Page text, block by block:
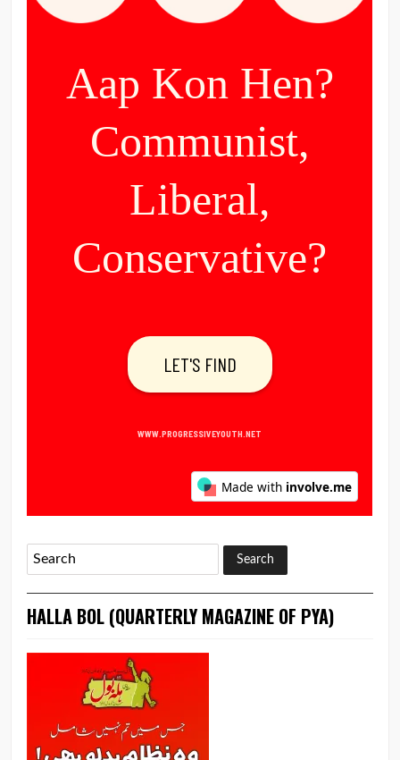
HALLA BOL (QUARTERLY MAGAZINE OF PYA)